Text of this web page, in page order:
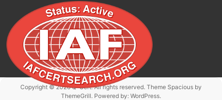
Copyright © 2026Q-Cert. All rights reserved. Theme Spaciousby
ThemeGrill. Powered by: WordPress.